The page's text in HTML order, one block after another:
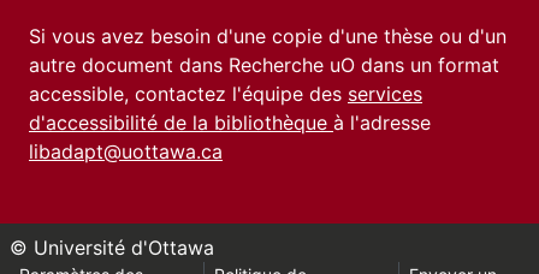
Si vous avez besoin d'une copie d'une thèse ou d'un
autre document dans Recherche uO dans un format
accessible, contactez l'équipe des services
d'accessibilité de la bibliothèque à l'adresse
libadapt@uottawa.ca
© Université d'Ottawa